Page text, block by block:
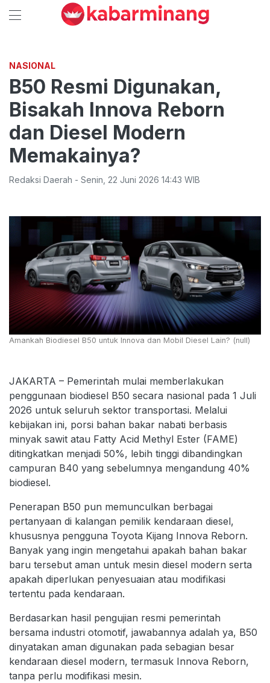
NASIONAL
B50 Resmi Digunakan,
Bisakah Innova Reborn
dan Diesel Modern
Memakainya?
Redaksi Daerah - Senin 22 Juni 2026 14:43 WIB
Amankah Biodiesel B50 untuk Innova dan Mobil Diesel Lain? (null)
JAKARTA – Pemerintah mulai memberlakukan
penggunaan biodiesel B50 secara nasional pada 1 Juli
2026 untuk seluruh sektor transportasi. Melalui
kebijakan ini, porsi bahan bakar nabati berbasis
minyak sawit atau Fatty Acid Methyl Ester (FAME)
ditingkatkan menjadi 50%, lebih tinggi dibandingkan
campuran B40 yang sebelumnya mengandung 40%
biodiesel.
Penerapan B50 pun memunculkan berbagai
pertanyaan di kalangan pemilik kendaraan diesel,
khususnya pengguna Toyota Kijang Innova Reborn.
Banyak yang ingin mengetahui apakah bahan bakar
baru tersebut aman untuk mesin diesel modern serta
apakah diperlukan penyesuaian atau modifikasi
tertentu pada kendaraan.
Berdasarkan hasil pengujian resmi pemerintah
bersama industri otomotif, jawabannya adalah ya, B50
dinyatakan aman digunakan pada sebagian besar
kendaraan diesel modern, termasuk Innova Reborn,
tanpa perlu modifikasi mesin.